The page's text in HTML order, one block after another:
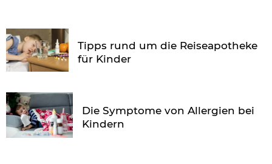
Tipps rund um die Reiseapotheke
für Kinder
Die Symptome von Allergien bei
Kindern